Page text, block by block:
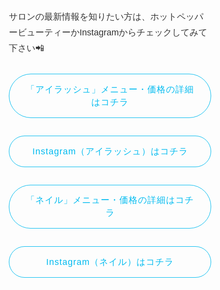
サロンの最新情報を知りたい方は、ホットペッパ
ービューティーかInstagramからチェックしてみて
下さい📲
「アイラッシュ」メニュー・価格の詳細
はコチラ
Instagram（アイラッシュ）はコチラ
「ネイル」メニュー・価格の詳細はコチ
ラ
Instagram（ネイル）はコチラ